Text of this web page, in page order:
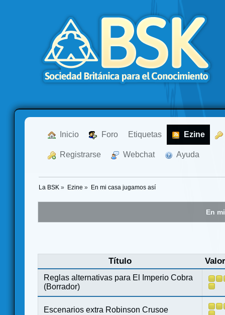
Inicio Foro Etiquetas Ezine
Registrarse Webchat Ayuda
La BSK » Ezine » En mi casa jugamos así
En
Título
Reglas alternativas para El Imperio Cobra
(Borrador)
Escenarios extra Robinson Crusoe